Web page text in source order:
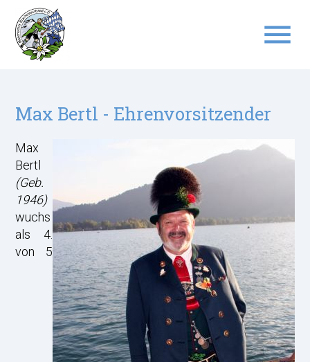
menu
Suchbegriffe SUCHEN
Max Bertl - Ehrenvorsitzender
Max
Bertl
(Geb.
1946)
wuchs
als 4.
von 5